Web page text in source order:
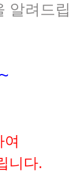
알려드립
여
니다.